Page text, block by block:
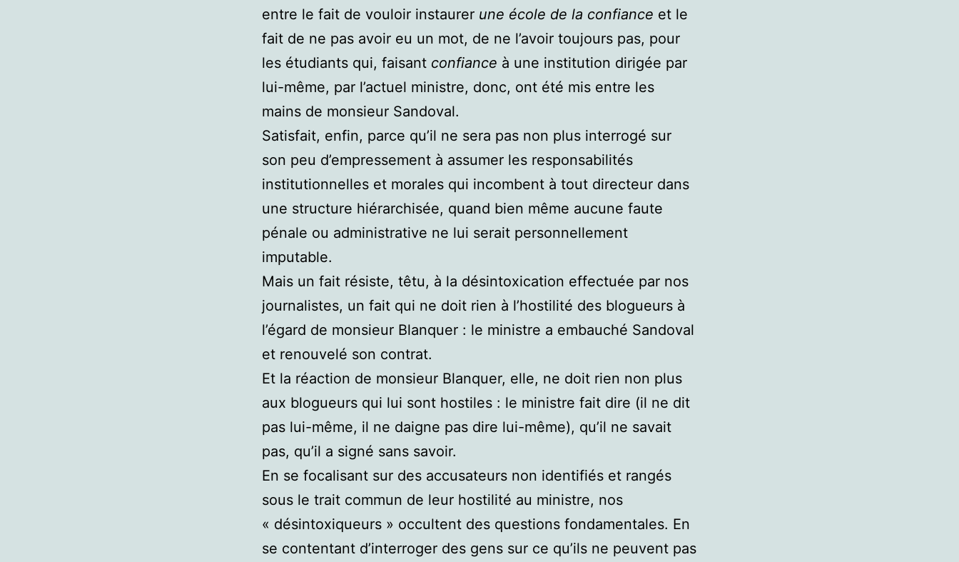
entre le fait de vouloir instaurer une école de la confiance et le
fait de ne pas avoir eu un mot, de ne l’avoir toujours pas, pour
les étudiants qui, faisant confiance à une institution dirigée par
lui-même, par l’actuel ministre, donc, ont été mis entre les
mains de monsieur Sandoval.
Satisfait, enfin, parce qu’il ne sera pas non plus interrogé sur
son peu d’empressement à assumer les responsabilités
institutionnelles et morales qui incombent à tout directeur dans
une structure hiérarchisée, quand bien même aucune faute
pénale ou administrative ne lui serait personnellement
imputable.
Mais un fait résiste, têtu, à la désintoxication effectuée par nos
journalistes, un fait qui ne doit rien à l’hostilité des blogueurs à
l’égard de monsieur Blanquer : le ministre a embauché Sandoval
et renouvelé son contrat.
Et la réaction de monsieur Blanquer, elle, ne doit rien non plus
aux blogueurs qui lui sont hostiles : le ministre fait dire (il ne dit
pas lui-même, il ne daigne pas dire lui-même), qu’il ne savait
pas, qu’il a signé sans savoir.
En se focalisant sur des accusateurs non identifiés et rangés
sous le trait commun de leur hostilité au ministre, nos
« désintoxiqueurs » occultent des questions fondamentales. En
se contentant d’interroger des gens sur ce qu’ils ne peuvent pas